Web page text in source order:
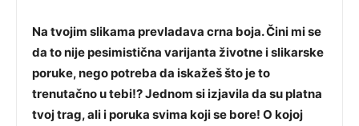
Na tvojim slikama prevladava crna boja. Čini mi se
da to nije pesimistična varijanta životne i slikarske
poruke, nego potreba da iskažeš što je to
trenutačno u tebi!? Jednom si izjavila da su platna
tvoj trag, ali i poruka svima koji se bore! O kojoj